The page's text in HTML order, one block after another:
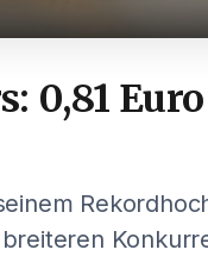
0,81